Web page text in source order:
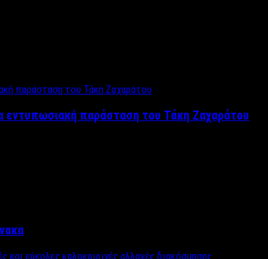
εντυπωσιακή παράσταση του Τάκη Ζαχαράτου